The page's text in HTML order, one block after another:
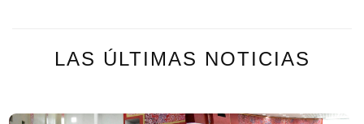
LAS ÚLTIMAS NOTICIAS